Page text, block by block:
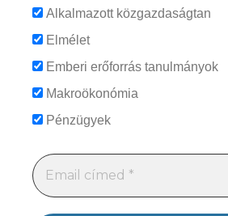
Alkalmazott közgazdaságtan
Elmélet
Emberi erőforrás tanulmányok
Makroökonómia
Pénzügyek